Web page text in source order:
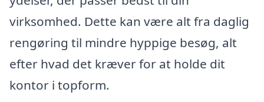
virksomhed. Dette kan være alt fra daglig
rengøring til mindre hyppige besøg, alt
efter hvad det kræver for at holde dit
kontor i topform.